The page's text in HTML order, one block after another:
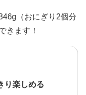
（おにぎり2個分
きます！
り楽しめる